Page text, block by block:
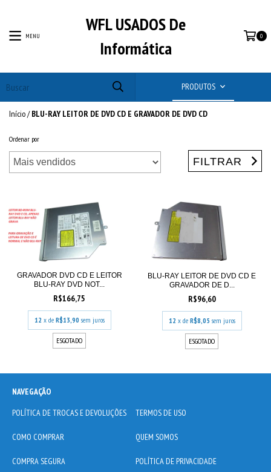
MENU
WFL USADOS De
Informática
0
PRODUTOS
Início/ BLU-RAY LEITOR DE DVD CD E GRAVADOR DE DVD CD
Ordenar por
FILTRAR
GRAVADOR DVD CD E LEITOR
BLU-RAY DVD NOT...
R$166,75
12 x de R$13,90 sem juros
ESGOTADO
BLU-RAY LEITOR DE DVD CD E
GRAVADOR DE D...
R$96,60
12 x de R$8,05 sem juros
ESGOTADO
NAVEGAÇÃO
POLÍTICA DE TROCAS E DEVOLUÇÕES
TERMOS DE USO
COMO COMPRAR QUEM SOMOS
COMPRA SEGURA POLÍTICA DE PRIVACIDADE